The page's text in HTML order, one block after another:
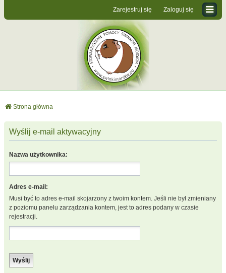
Zaloguj się
Zarejestruj się
Strona główna
Wyślij e-mail aktywacyjny
Nazwa użytkownika:
Adres e-mail:
Musi być to adres e-mail skojarzony z twoim kontem. Jeśli nie był zmieniany
z poziomu panelu zarządzania kontem, jest to adres podany w czasie
rejestracji.